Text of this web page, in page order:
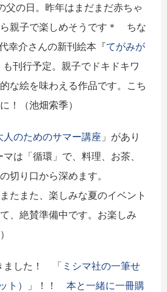
父の日。昨年はまだまだ赤ちゃ
親子で楽しめそうです＊ ちな
幸介さんの新刊絵本『てがみが
も刊行予定。親子でドキドキワ
な絵を味わえる作品です。こち
！（池畑索季）
人のためのサマー講座 」があり
マは「循環」で、料理、お茶、
切り口から深めます。
たまた、楽しみな夏のイベント
、絶賛準備中です。お楽しみ
ました！ 「 ミシマ社の一筆せ
ト）
」！！ 本と一緒に一冊購